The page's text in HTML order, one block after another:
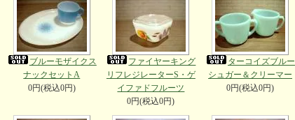
ブルーモザイクス
ナックセットA
0円(税込0円)
ファイヤーキング
リフレジレーターS・ゲ
イファドフルーツ
0円(税込0円)
ターコイズブルー
シュガー＆クリーマー
0円(税込0円)